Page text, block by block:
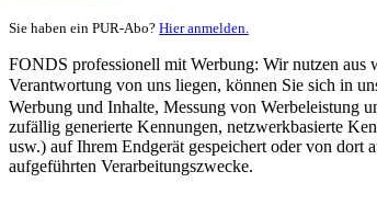
Sie haben ein PUR-Abo? Hier anmelden.
FONDS professionell mit Werbung: Wir nutzen aus
Verantwortung von uns liegen, können Sie sich in
Werbung und Inhalte, Messung von Werbeleistung
zufällig generierte Kennungen, netzwerkbasierte
usw.) auf Ihrem Endgerät gespeichert oder von dort
aufgeführten Verarbeitungszwecke.